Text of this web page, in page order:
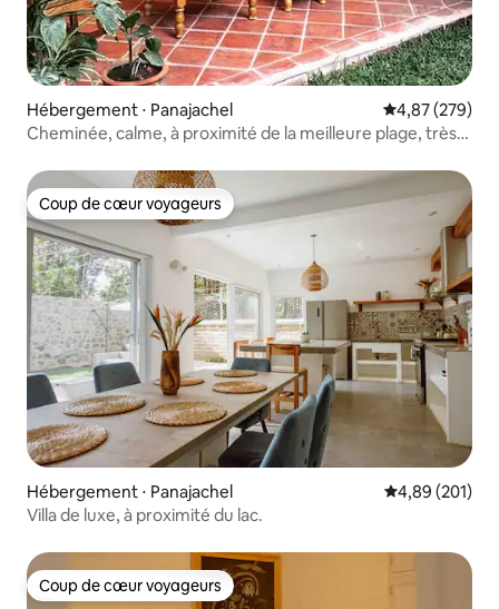
Hébergement ⋅ Panajachel Évaluation
4,87 (279)
Cheminée, calme, à proximité de la meilleure plage, très
Coup de cœur voyageurs
Coup de cœur voyageurs
Hébergement ⋅ Panajachel Évaluation
4,89 (201)
Villa de luxe, à proximité du lac.
Coup de cœur voyageurs
Coup de cœur voyageurs